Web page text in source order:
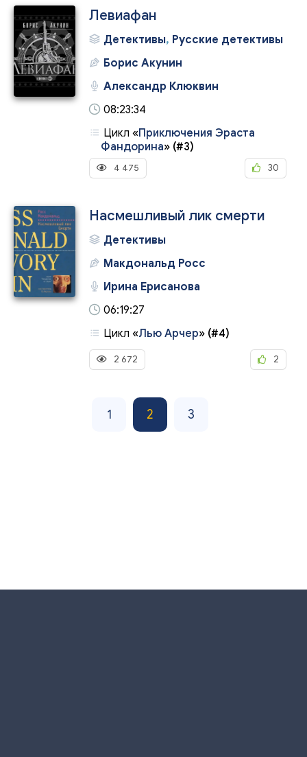
Левиафан
Детективы, Русские детективы
Борис Акунин
Александр Клюквин
08:23:34
Цикл «Приключения Эраста
Фандорина» (#3)
4 475 30
Насмешливый лик смерти
Детективы
Макдональд Росс
Ирина Ерисанова
06:19:27
Цикл «Лью Арчер» (#4)
2 672 2
1 2 3